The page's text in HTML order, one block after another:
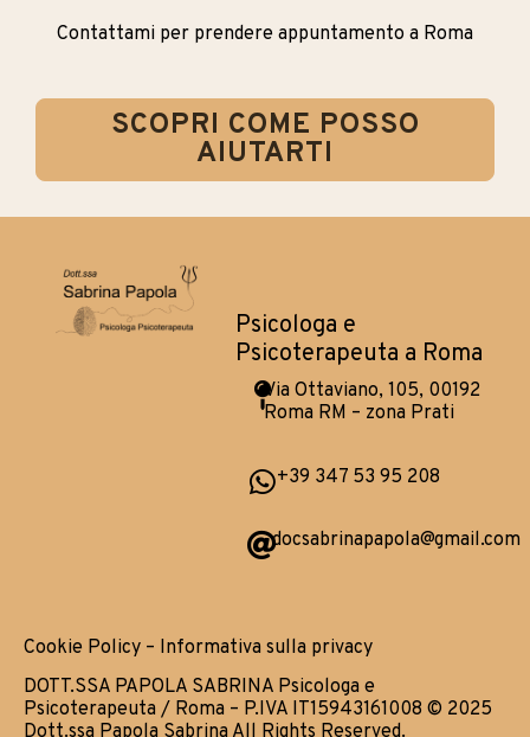
Contattami per prendere appuntamento a Roma
SCOPRI COME POSSO
AIUTARTI
Psicologa e
Psicoterapeuta a Roma
Via Ottaviano, 105, 00192
Roma RM – zona Prati
+39 347 53 95 208
docsabrinapapola@gmail.com
Cookie Policy – Informativa sulla privacy
DOTT.SSA PAPOLA SABRINA Psicologa e
Psicoterapeuta / Roma – P.IVA IT15943161008 © 2025